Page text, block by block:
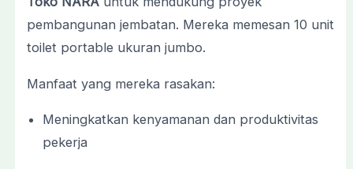
pembangunan jembatan. Mereka memesan 10 unit
toilet portable ukuran jumbo.
Manfaat yang mereka rasakan:
Meningkatkan kenyamanan dan produktivitas
pekerja